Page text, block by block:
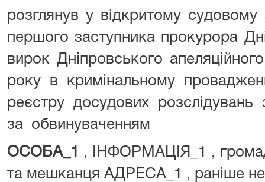
розглянув у відкритому судовому
першого заступника прокурора
вирок Дніпровського
року в кримінальному
реєстру досудових
за обвинуваченням
ОСОБА_1 , ІНФОРМАЦІЯ_1 ,
та мешканця АДРЕСА_1 , раніше